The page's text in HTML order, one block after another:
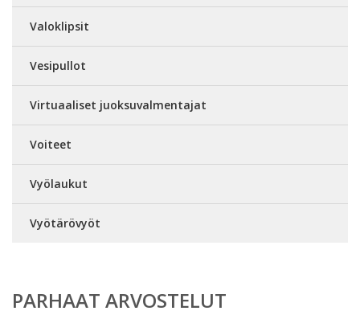
Valoklipsit
Vesipullot
Virtuaaliset juoksuvalmentajat
Voiteet
Vyölaukut
Vyötärövyöt
PARHAAT ARVOSTELUT